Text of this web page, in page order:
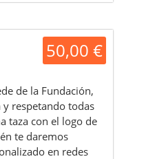
50,00 €
de la Fundación,
respetando todas
taza con el logo de
te daremos
en redes